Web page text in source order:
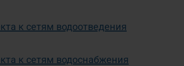
к сетям водоотведения
к сетям водоснабжения